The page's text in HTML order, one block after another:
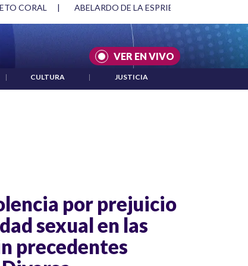
CORAL | ABELARDO DE LA ESPRIELLA Y DMG
VER EN VIVO
| CULTURA | JUSTICIA
por prejuicio
sexual en las
precedentes